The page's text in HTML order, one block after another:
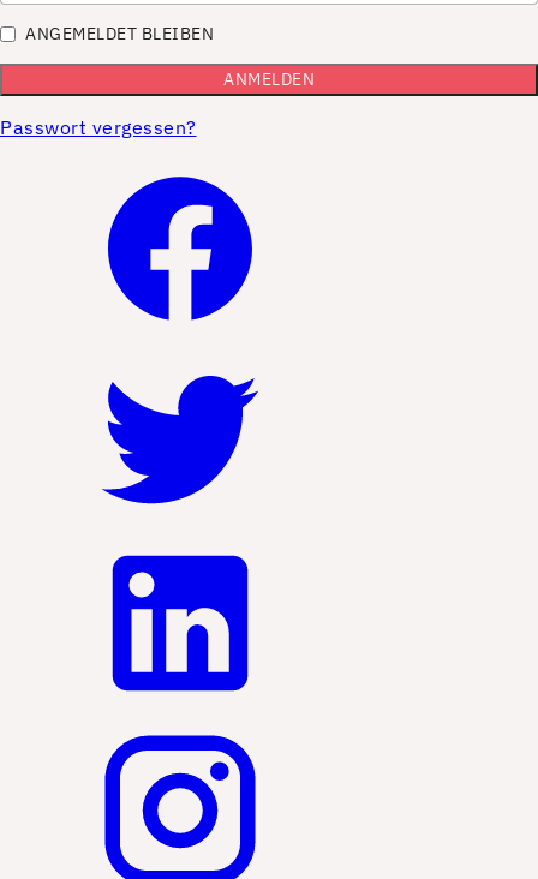
ANGEMELDET BLEIBEN
Passwort vergessen?